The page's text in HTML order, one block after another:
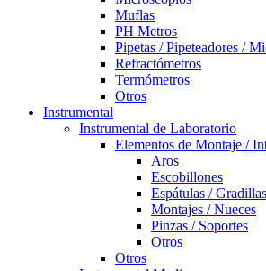
Muflas
PH Metros
Pipetas / Pipeteadores /
Refractómetros
Termómetros
Otros
Instrumental
Instrumental de Laboratorio
Elementos de Montaje /
Aros
Escobillones
Espátulas / Gradillas
Montajes / Nueces
Pinzas / Soportes
Otros
Otros